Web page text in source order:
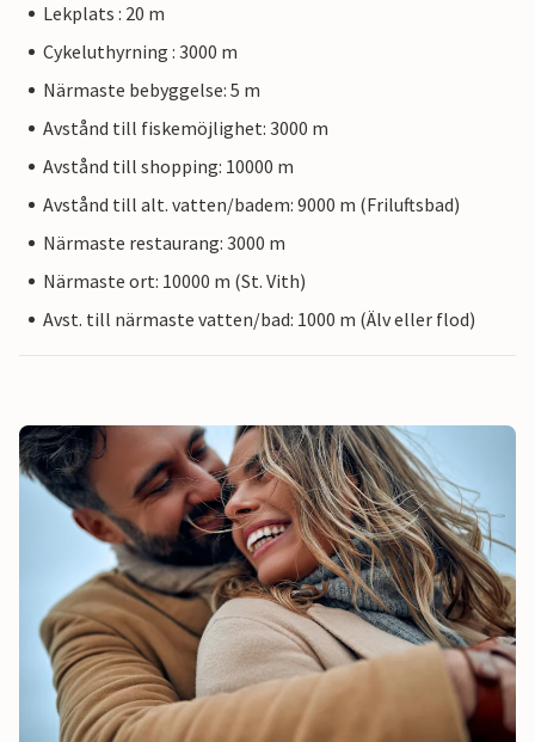
Lekplats : 20 m
Cykeluthyrning : 3000 m
Närmaste bebyggelse: 5 m
Avstånd till fiskemöjlighet: 3000 m
Avstånd till shopping: 10000 m
Avstånd till alt. vatten/badem: 9000 m (Friluftsbad)
Närmaste restaurang: 3000 m
Närmaste ort: 10000 m (St. Vith)
Avst. till närmaste vatten/bad: 1000 m (Älv eller flod)